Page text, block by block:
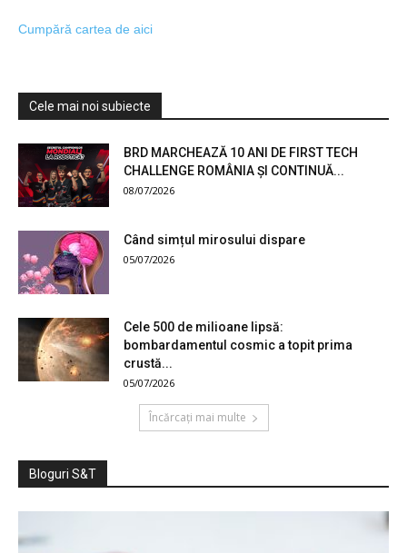
Cumpără cartea de aici
Cele mai noi subiecte
BRD MARCHEAZĂ 10 ANI DE FIRST TECH
CHALLENGE ROMÂNIA ȘI CONTINUĂ...
08/07/2026
Când simțul mirosului dispare
05/07/2026
Cele 500 de milioane lipsă:
bombardamentul cosmic a topit prima
crustă...
05/07/2026
Încărcați mai multe
Bloguri S&T